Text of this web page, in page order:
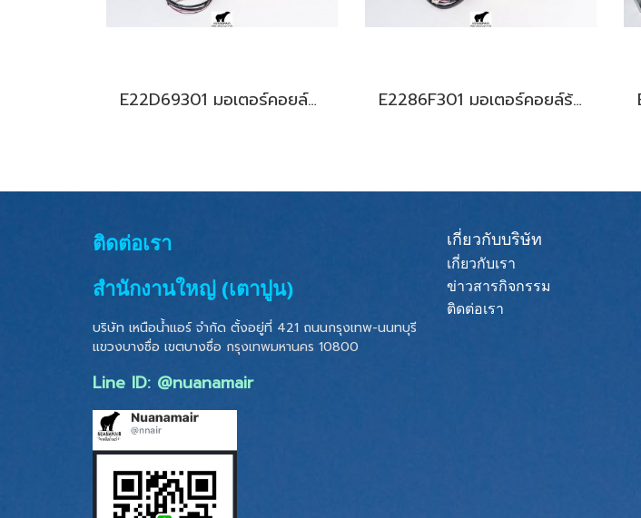
E22D69301 มอเตอร์คอยล์ร้อน สำหรับแอร์มิตซู รุ่น MUZ-SGH,MUY-GK09,13 E2286F301 มอเตอร์คอยล์ร้อน สำหรับแอร์มิตซู รุ่น MUY-KS15
ติดต่อเรา
สำนักงานใหญ่ (เตาปูน)
บริษัท เหนือน้ำแอร์ จำกัด ตั้งอยู่ที่ 421 ถนนกรุงเทพ-นนทบุรี
แขวงบางซื่อ เขตบางซื่อ กรุงเทพมหานคร 10800
Line ID: @nuanamair
เกี่ยวกับบริษัท
เกี่ยวกับเรา
ข่าวสารกิจกรรม
ติดต่อเรา